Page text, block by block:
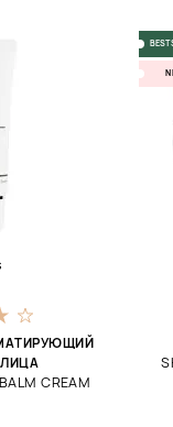
ЛИЦА
CREAM